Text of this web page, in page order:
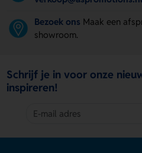
Bezoek ons Maak een
showroom.
Schrijf je in voor onze
inspireren!